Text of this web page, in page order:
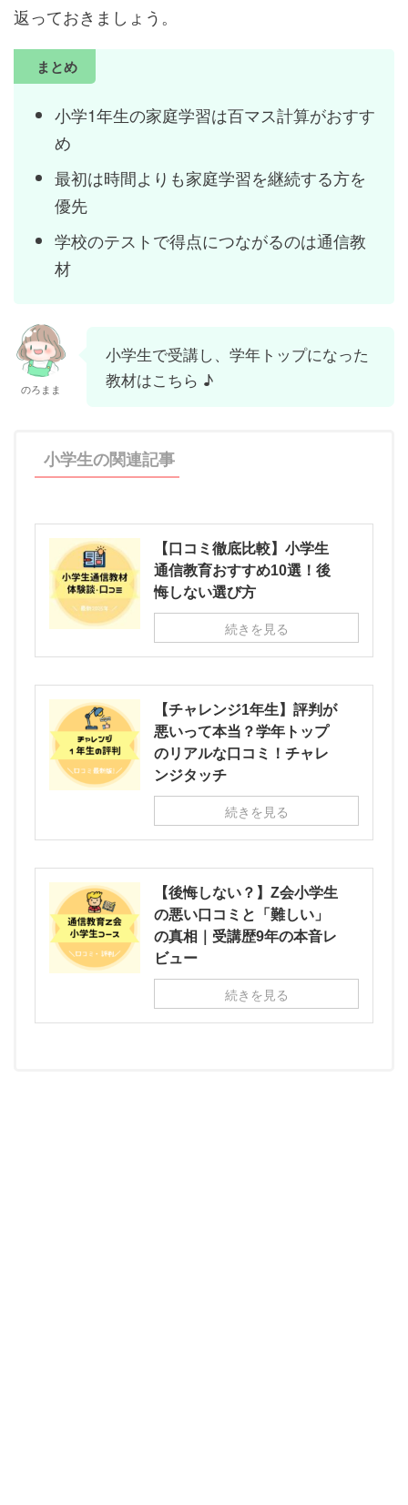
返っておきましょう。
まとめ
小学1年生の家庭学習は百マス計算がおすす
め
最初は時間よりも家庭学習を継続する方を
優先
学校のテストで得点につながるのは通信教
材
のろまま
小学生で受講し、学年トップになった
教材はこちら ♪
小学生の関連記事
【口コミ徹底比較】小学生
通信教育おすすめ10選！後
悔しない選び方
続きを見る
【チャレンジ1年生】評判が
悪いって本当？学年トップ
のリアルな口コミ！チャレ
ンジタッチ
続きを見る
【後悔しない？】Z会小学生
の悪い口コミと「難しい」
の真相｜受講歴9年の本音レ
ビュー
続きを見る